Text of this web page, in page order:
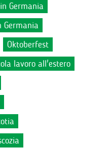
Germania
Germania
Oktoberfest
lavoro all'estero